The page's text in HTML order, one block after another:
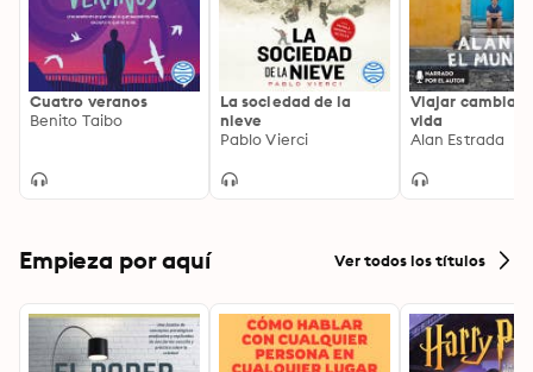
Cuatro veranos
Benito Taibo
La sociedad de la
nieve
Pablo Vierci
Viajar
vida
Alan Estrada
Empieza por aquí Ver todos los títulos